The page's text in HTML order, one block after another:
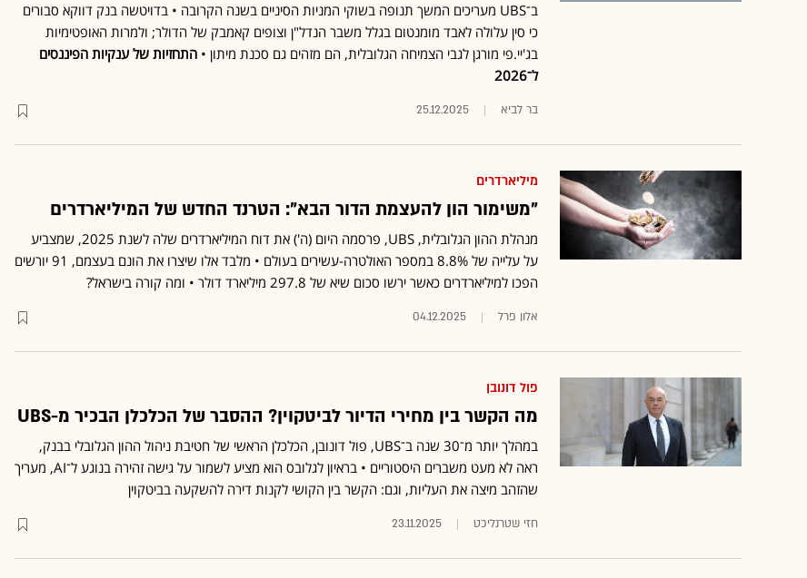
ב־UBS מעריכים המשך תנופה בשוקי המניות הסיניים בשנה הקרובה • בדויטשה בנק דווקא סבורים
כי סין עלולה לאבד מומנטום בגלל משבר הנדל"ן וצופים קאמבק של הדולר; ולמרות האופטימיות
בג'יי.פי מורגן לגבי הצמיחה הגלובלית, הם מזהים גם סכנת מיתון • התחזיות של ענקיות הפיננסים
ל־2026
בר לביא 25.12.2025
מיליארדרים
"משימור הון להעצמת הדור הבא": הטרנד החדש של המיליארדרים
מנהלת ההון הגלובלית, UBS, פרסמה היום (ה') את דוח המיליארדרים שלה לשנת 2025, שמצביע
על עלייה של 8.8% במספר האולטרה-עשירים בעולם • מלבד אלו שיצרו את הונם בעצמם, 91 יורשים
הפכו למיליארדרים כאשר ירשו סכום שיא של 297.8 מיליארד דולר • ומה קורה בישראל?
אלון פרל 04.12.2025
פול דונובן
מה הקשר בין מחירי הדיור לביטקוין? ההסבר של הכלכלן הבכיר מ-UBS
במהלך יותר מ־30 שנה ב־UBS, פול דונובן, הכלכלן הראשי של חטיבת ניהול ההון הגלובלי בבנק,
ראה לא מעט משברים היסטוריים • בראיון לגלובס הוא מציע לשמור על גישה זהירה בנוגע ל־AI, מעריך
שהזהב מיצה את העליות, וגם: הקשר בין הקושי לקנות דירה להשקעה בביטקוין
חזי שטרנליכט 23.11.2025